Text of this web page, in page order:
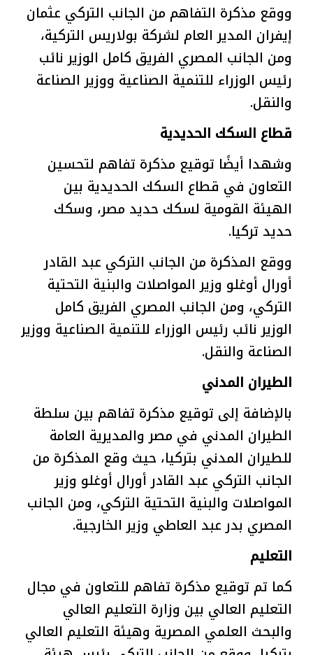
ووقع مذكرة التفاهم من الجانب التركي عثمان
إيفران المدير العام لشركة بولاريس التركية،
ومن الجانب المصري الفريق كامل الوزير نائب
رئيس الوزراء للتنمية الصناعية ووزير الصناعة
والنقل.
قطاع السكك الحديدية
وشهدا أيضًا توقيع مذكرة تفاهم لتحسين
التعاون في قطاع السكك الحديدية بين
الهيئة القومية لسكك حديد مصر، وسكك
حديد تركيا.
ووقع المذكرة من الجانب التركي عبد القادر
أورال أوغلو وزير المواصلات والبنية التحتية
التركي، ومن الجانب المصري الفريق كامل
الوزيرنائب رئيس الوزراء للتنمية الصناعية ووزير
الصناعة والنقل.
الطيران المدني
بالإضافة إلى توقيع مذكرة تفاهم بين سلطة
الطيران المدني في مصر والمديرية العامة
للطيران المدني بتركيا، حيث وقع المذكرة من
الجانب التركي عبد القادر أورال أوغلو وزير
المواصلات والبنية التحتية التركي، ومن الجانب
المصري بدر عبد العاطي وزير الخارجية.
التعليم
كما تم توقيع مذكرة تفاهم للتعاون في مجال
التعليم العالي بين وزارة التعليم العالي
والبحث العلمي المصرية وهيئة التعليم العالي